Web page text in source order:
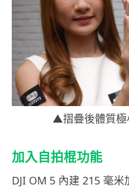
▲摺疊後體質極
加入自拍棍功能
DJI OM 5 內建 215 毫